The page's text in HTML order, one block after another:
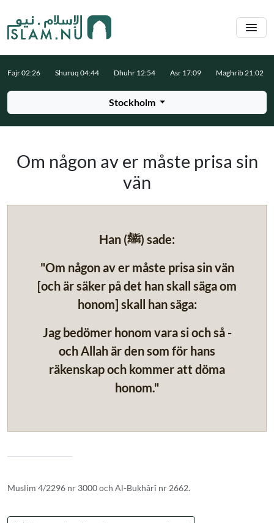
Stockholm
Fajr 02:26 Shuruq 04:44 Dhuhr 12:54 Asr 17:09 Maghrib 21:02
Om någon av er måste prisa sin
vän
Han (ﷺ) sade:
"Om någon av er måste prisa sin vän
[och är säker på det han skall säga om
honom] skall han säga:
Jag bedömer honom vara si och så -
och Allah är den som för hans
räkenskap och kommer att döma
honom."
Muslim 4/2296 nr 3000 och Al-Bukhârî nr 2662.